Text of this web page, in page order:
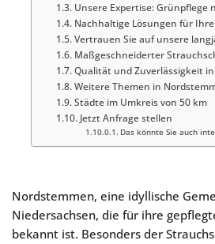
Unsere Expertise: Grünpflege
Nachhaltige Lösungen für
Vertrauen Sie auf unsere
Maßgeschneiderter
Qualität und Zuverlässigkeit
Weitere Themen in
Städte im Umkreis von 50 km
Jetzt Anfrage stellen
Das könnte Sie auch
Nordstemmen, eine idyllische
Niedersachsen, die für ihre
bekannt ist. Besonders der